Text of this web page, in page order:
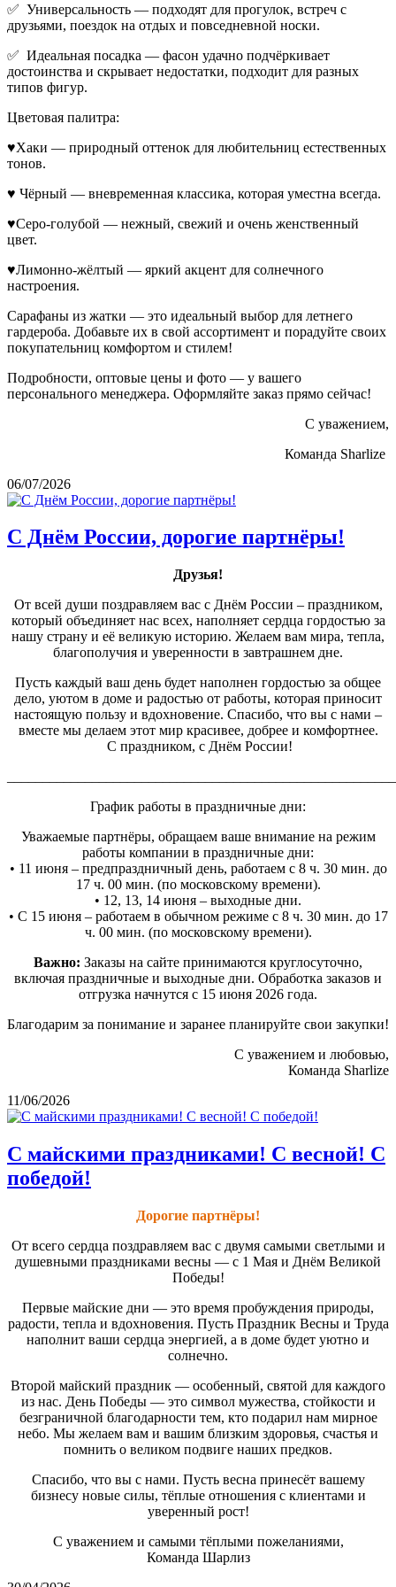
✅ Универсальность — подходят для прогулок, встреч с
друзьями, поездок на отдых и повседневной носки.
✅ Идеальная посадка — фасон удачно подчёркивает
достоинства и скрывает недостатки, подходит для разных
типов фигур.
Цветовая палитра:
♥Хаки — природный оттенок для любительниц естественных
тонов.
♥ Чёрный — вневременная классика, которая уместна всегда.
♥Серо-голубой — нежный, свежий и очень женственный
цвет.
♥Лимонно-жёлтый — яркий акцент для солнечного
настроения.
Сарафаны из жатки — это идеальный выбор для летнего
гардероба. Добавьте их в свой ассортимент и порадуйте своих
покупательниц комфортом и стилем!
Подробности, оптовые цены и фото — у вашего
персонального менеджера. Оформляйте заказ прямо сейчас!
С уважением,
Команда Sharlize
06/07/2026
С Днём России, дорогие партнёры!
Друзья!
От всей души поздравляем вас с Днём России – праздником,
который объединяет нас всех, наполняет сердца гордостью за
нашу страну и её великую историю. Желаем вам мира, тепла,
благополучия и уверенности в завтрашнем дне.
Пусть каждый ваш день будет наполнен гордостью за общее
дело, уютом в доме и радостью от работы, которая приносит
настоящую пользу и вдохновение. Спасибо, что вы с нами –
вместе мы делаем этот мир красивее, добрее и комфортнее.
С праздником, с Днём России!
График работы в праздничные дни:
Уважаемые партнёры, обращаем ваше внимание на режим
работы компании в праздничные дни:
• 11 июня – предпраздничный день, работаем с 8 ч. 30 мин. до
17 ч. 00 мин. (по московскому времени).
• 12, 13, 14 июня – выходные дни.
• С 15 июня – работаем в обычном режиме с 8 ч. 30 мин. до 17
ч. 00 мин. (по московскому времени).
Важно: Заказы на сайте принимаются круглосуточно,
включая праздничные и выходные дни. Обработка заказов и
отгрузка начнутся с 15 июня 2026 года.
Благодарим за понимание и заранее планируйте свои закупки!
С уважением и любовью,
Команда Sharlize
11/06/2026
С майскими праздниками! С весной! С
победой!
Дорогие партнёры!
От всего сердца поздравляем вас с двумя самыми светлыми и
душевными праздниками весны — с 1 Мая и Днём Великой
Победы!
Первые майские дни — это время пробуждения природы,
радости, тепла и вдохновения. Пусть Праздник Весны и Труда
наполнит ваши сердца энергией, а в доме будет уютно и
солнечно.
Второй майский праздник — особенный, святой для каждого
из нас. День Победы — это символ мужества, стойкости и
безграничной благодарности тем, кто подарил нам мирное
небо. Мы желаем вам и вашим близким здоровья, счастья и
помнить о великом подвиге наших предков.
Спасибо, что вы с нами. Пусть весна принесёт вашему
бизнесу новые силы, тёплые отношения с клиентами и
уверенный рост!
С уважением и самыми тёплыми пожеланиями,
Команда Шарлиз